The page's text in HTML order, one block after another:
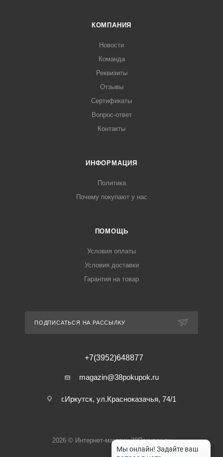
КОМПАНИЯ
Новости
Команда
Реквизиты
Отзывы
Сертификаты
Вопрос-ответ
Контакты
ИНФОРМАЦИЯ
Политика
Почему покупают у нас
ПОМОЩЬ
Условия оплаты
Условия доставки
Гарантия на товар
ПОДПИСАТЬСЯ НА РАССЫЛКУ
+7(3952)648877
magazin@38pokupok.ru
г.Иркутск, ул.Красноказачья, 74/1
2026 © Интернет-магазин 38Покупок.ру